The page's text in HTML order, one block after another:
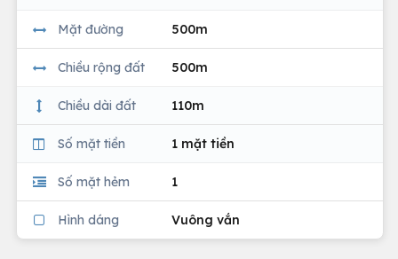
Mặt đường 500m
Chiều rộng đất 500m
Chiều dài đất 110m
Số mặt tiền 1 mặt tiền
Số mặt hẻm 1
Hình dáng Vuông vắn